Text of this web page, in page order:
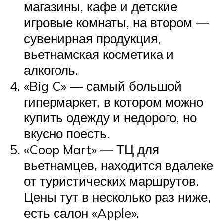
магазины, кафе и детские
игровые комнаты, на втором —
сувенирная продукция,
вьетнамская косметика и
алкоголь.
«Big C» — самый большой
гипермаркет, в котором можно
купить одежду и недорого, но
вкусно поесть.
«Coop Mart» — ТЦ для
вьетнамцев, находится вдалеке
от туристических маршрутов.
Цены тут в несколько раз ниже,
есть салон «Apple».